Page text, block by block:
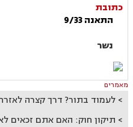
כתובת
התאנה 9/33
נשר
מאמרים
לעמוד בתור? דרך קצרה
תיקון חוק: האם אתם זכאים